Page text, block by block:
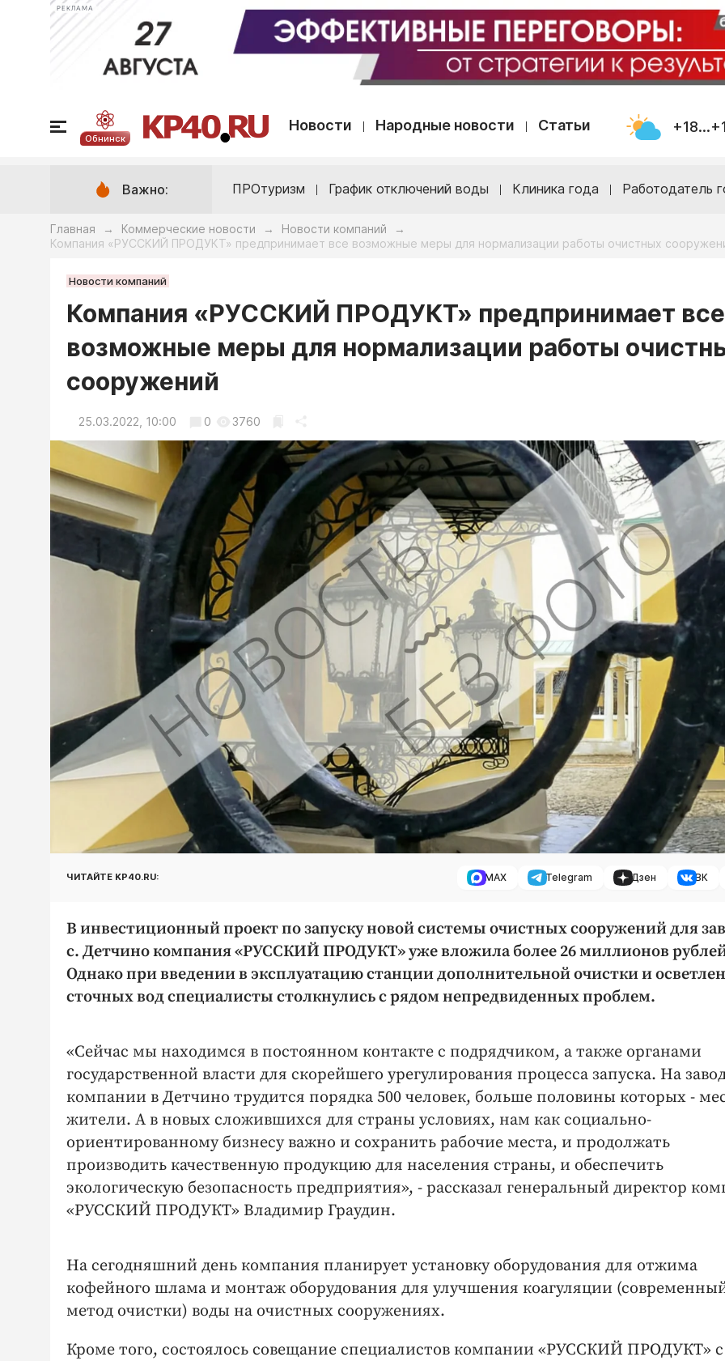
РЕКЛАМА
Обнинск
Новости Народные новости Статьи
Важно: ПРОтуризм График отключений воды Клиника года Работодатель
Главная → Коммерческие новости → Новости компаний →
Компания «РУССКИЙ ПРОДУКТ» предпринимает все возможные меры для нормализации работы очистных
Новости компаний
Компания «РУССКИЙ ПРОДУКТ» предпринимает все
возможные меры для нормализации работы
сооружений
25.03.2022, 10:00 0 3760
ЧИТАЙТЕ KP40.RU: MAX Telegram Дзен ВК
В инвестиционный проект по запуску новой системы очистных сооружений для
с. Детчино компания «РУССКИЙ ПРОДУКТ» уже вложила более 26 миллионов
Однако при введении в эксплуатацию станции дополнительной очистки и
сточных вод специалисты столкнулись с рядом непредвиденных проблем.
«Сейчас мы находимся в постоянном контакте с подрядчиком, а также органами
государственной власти для скорейшего урегулирования процесса запуска. На
компании в Детчино трудится порядка 500 человек, больше половины которых -
жители. А в новых сложившихся для страны условиях, нам как социально-
ориентированному бизнесу важно и сохранить рабочие места, и продолжать
производить качественную продукцию для населения страны, и обеспечить
экологическую безопасность предприятия», - рассказал генеральный директор
«РУССКИЙ ПРОДУКТ» Владимир Граудин.
На сегодняшний день компания планирует установку оборудования для отжима
кофейного шлама и монтаж оборудования для улучшения коагуляции
метод очистки) воды на очистных сооружениях.
Кроме того, состоялось совещание специалистов компании «РУССКИЙ ПРОДУКТ» с